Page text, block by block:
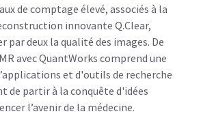
de comptage élevé, associés à la
innovante Q.Clear,
deux la qualité des images. De
avec QuantWorks comprend une
et d'outils de recherche
de partir à la conquête d'idées
l’avenir de la médecine.